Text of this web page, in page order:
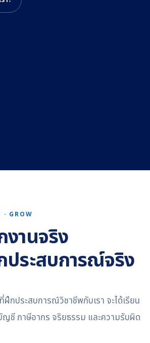
· GROW
งานจริง
ประสบการณ์จริง
กประสบการณ์วิชาชีพกับเรา จะได้เรียน
ชี ภาษีอากร จริยธรรม และความรับผิด